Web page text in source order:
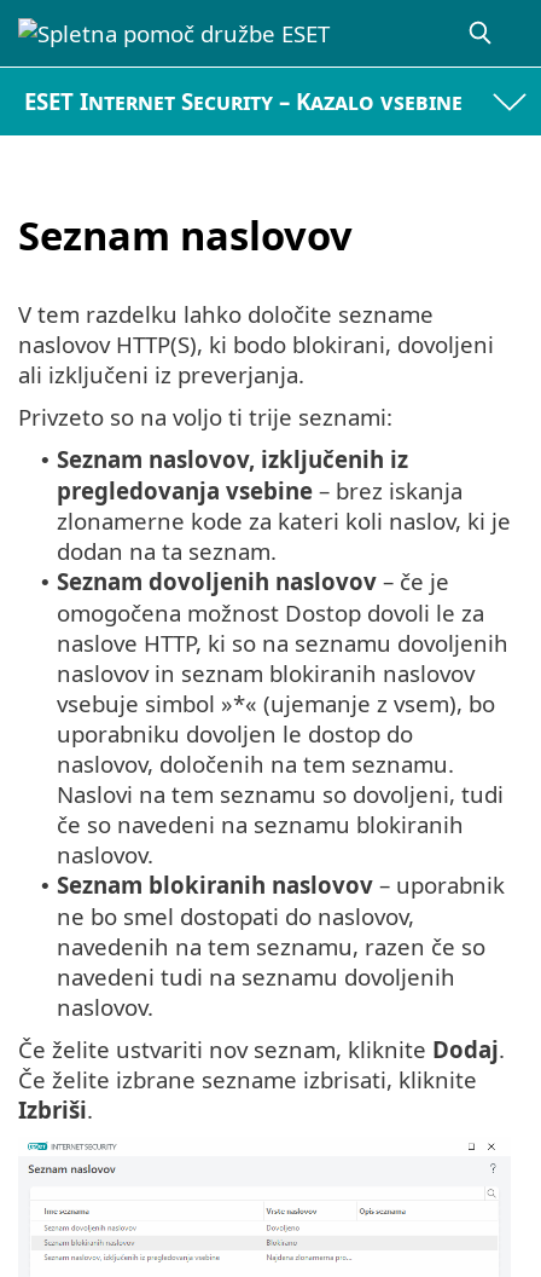
ESET Internet Security – Kazalo vsebine
Seznam naslovov
V tem razdelku lahko določite sezname
naslovov HTTP(S), ki bodo blokirani, dovoljeni
ali izključeni iz preverjanja.
Privzeto so na voljo ti trije seznami:
• Seznam naslovov, izključenih iz
pregledovanja vsebine – brez iskanja
zlonamerne kode za kateri koli naslov, ki je
dodan na ta seznam.
• Seznam dovoljenih naslovov – če je
omogočena možnost Dostop dovoli le za
naslove HTTP, ki so na seznamu dovoljenih
naslovov in seznam blokiranih naslovov
vsebuje simbol »*« (ujemanje z vsem), bo
uporabniku dovoljen le dostop do
naslovov, določenih na tem seznamu.
Naslovi na tem seznamu so dovoljeni, tudi
če so navedeni na seznamu blokiranih
naslovov.
• Seznam blokiranih naslovov – uporabnik
ne bo smel dostopati do naslovov,
navedenih na tem seznamu, razen če so
navedeni tudi na seznamu dovoljenih
naslovov.
Če želite ustvariti nov seznam, kliknite Dodaj.
Če želite izbrane sezname izbrisati, kliknite
Izbriši.